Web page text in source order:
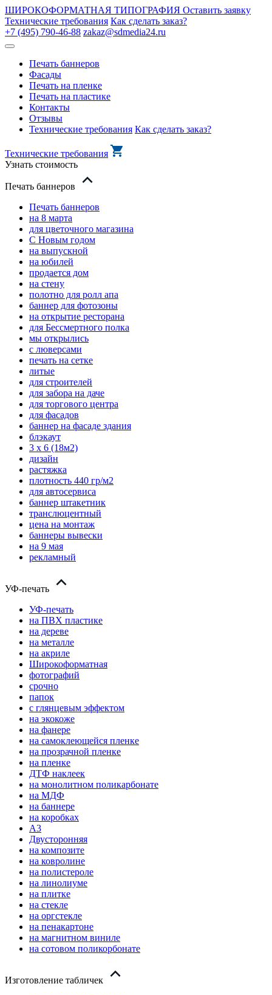
ШИРОКОФОРМАТНАЯ ТИПОГРАФИЯ Оставить заявку
Технические требования Как сделать заказ?
+7 (495) 790-46-88 zakaz@sdmedia24.ru
Печать баннеров
Фасады
Печать на пленке
Печать на пластике
Контакты
Отзывы
Технические требования Как сделать заказ?
Технические требования
Узнать стоимость
Печать баннеров
Печать баннеров
на 8 марта
для цветочного магазина
С Новым годом
на выпускной
на юбилей
продается дом
на стену
полотно для ролл апа
баннер для фотозоны
на открытие ресторана
для Бессмертного полка
мы открылись
с люверсами
печать на сетке
литые
для строителей
для забора на даче
для торгового центра
для фасадов
баннер на фасаде здания
блэкаут
3 х 6 (18м2)
дизайн
растяжка
плотность 440 гр/м2
для автосервиса
баннер штакетник
транслюцентный
цена на монтаж
баннеры вывески
на 9 мая
рекламный
УФ-печать
УФ-печать
на ПВХ пластике
на дереве
на металле
на акриле
Широкоформатная
фотографий
срочно
папок
с глянцевым эффектом
на экокоже
на фанере
на самоклеющейся пленке
на прозрачной пленке
на пленке
ДТФ наклеек
на монолитном поликарбонате
на МДФ
на баннере
на коробках
А3
Двусторонняя
на композите
на ковролине
на полистероле
на линолиуме
на плитке
на стекле
на оргстекле
на пенакартоне
на магнитном виниле
на сотовом поликорбонате
Изготовление табличек